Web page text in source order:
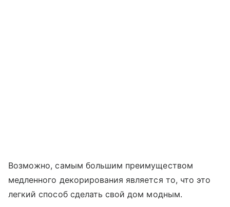
Возможно, самым большим преимуществом
медленного декорирования является то, что это
легкий способ сделать свой дом модным.